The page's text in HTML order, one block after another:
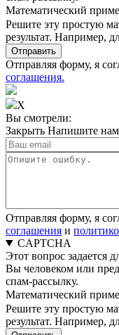
Математический
Решите эту простую
результат. Например,
Отправляя форму, я
соглашения.
X
Вы смотрели:
Закрыть Напишите
Отправляя форму, я
соглашения и
CAPTCHA
Этот вопрос задается
Вы человеком или
спам-рассылку.
Математический
Решите эту простую
результат. Например,